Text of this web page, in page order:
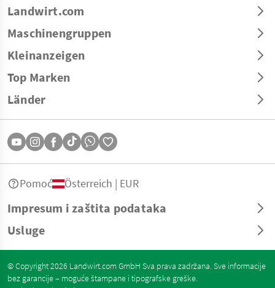
Landwirt.com
Maschinengruppen
Kleinanzeigen
Top Marken
Länder
Impresum i zaštita podataka
Usluge
Pomoć Österreich | EUR
© Copyright 2026 Landwirt.com GmbH Sva prava zadržana. Sve informacije
bez garancije – moguće štampane i tipografske greške.